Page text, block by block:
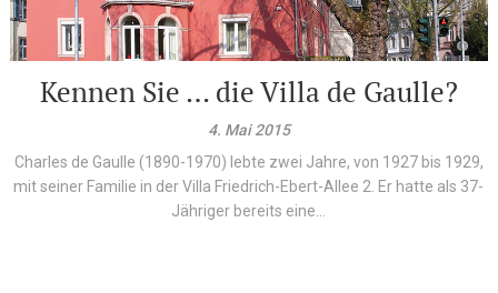
Kennen Sie … die Villa de Gaulle?
4. Mai 2015
Charles de Gaulle (1890-1970) lebte zwei Jahre, von 1927 bis 1929,
mit seiner Familie in der Villa Friedrich-Ebert-Allee 2. Er hatte als 37-
Jähriger bereits eine...